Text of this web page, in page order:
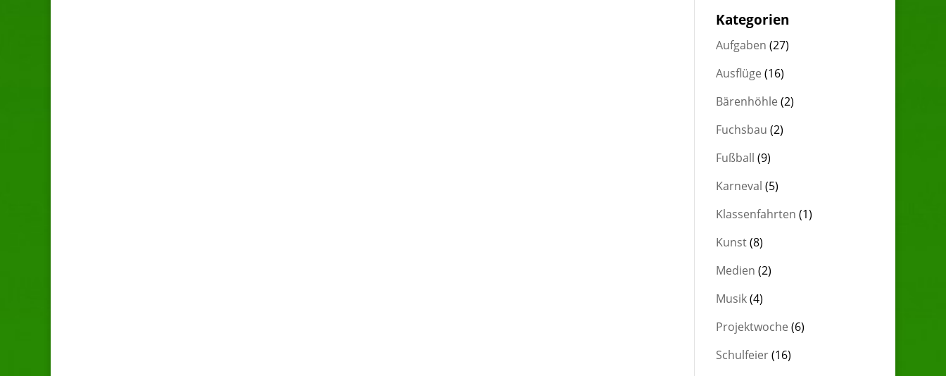
Kategorien
Aufgaben (27)
Ausflüge (16)
Bärenhöhle (2)
Fuchsbau (2)
Fußball (9)
Karneval (5)
Klassenfahrten (1)
Kunst(8)
Medien (2)
Musik(4)
Projektwoche (6)
Schulfeier(16)